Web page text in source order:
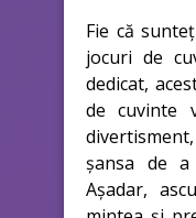
Fie că
jocuri de
dedicat,
de cuvinte
șansa de a
Așadar,